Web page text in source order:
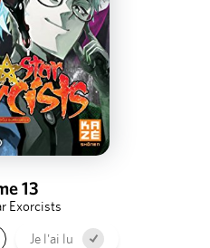
13
Exorcists
Je l'ai lu